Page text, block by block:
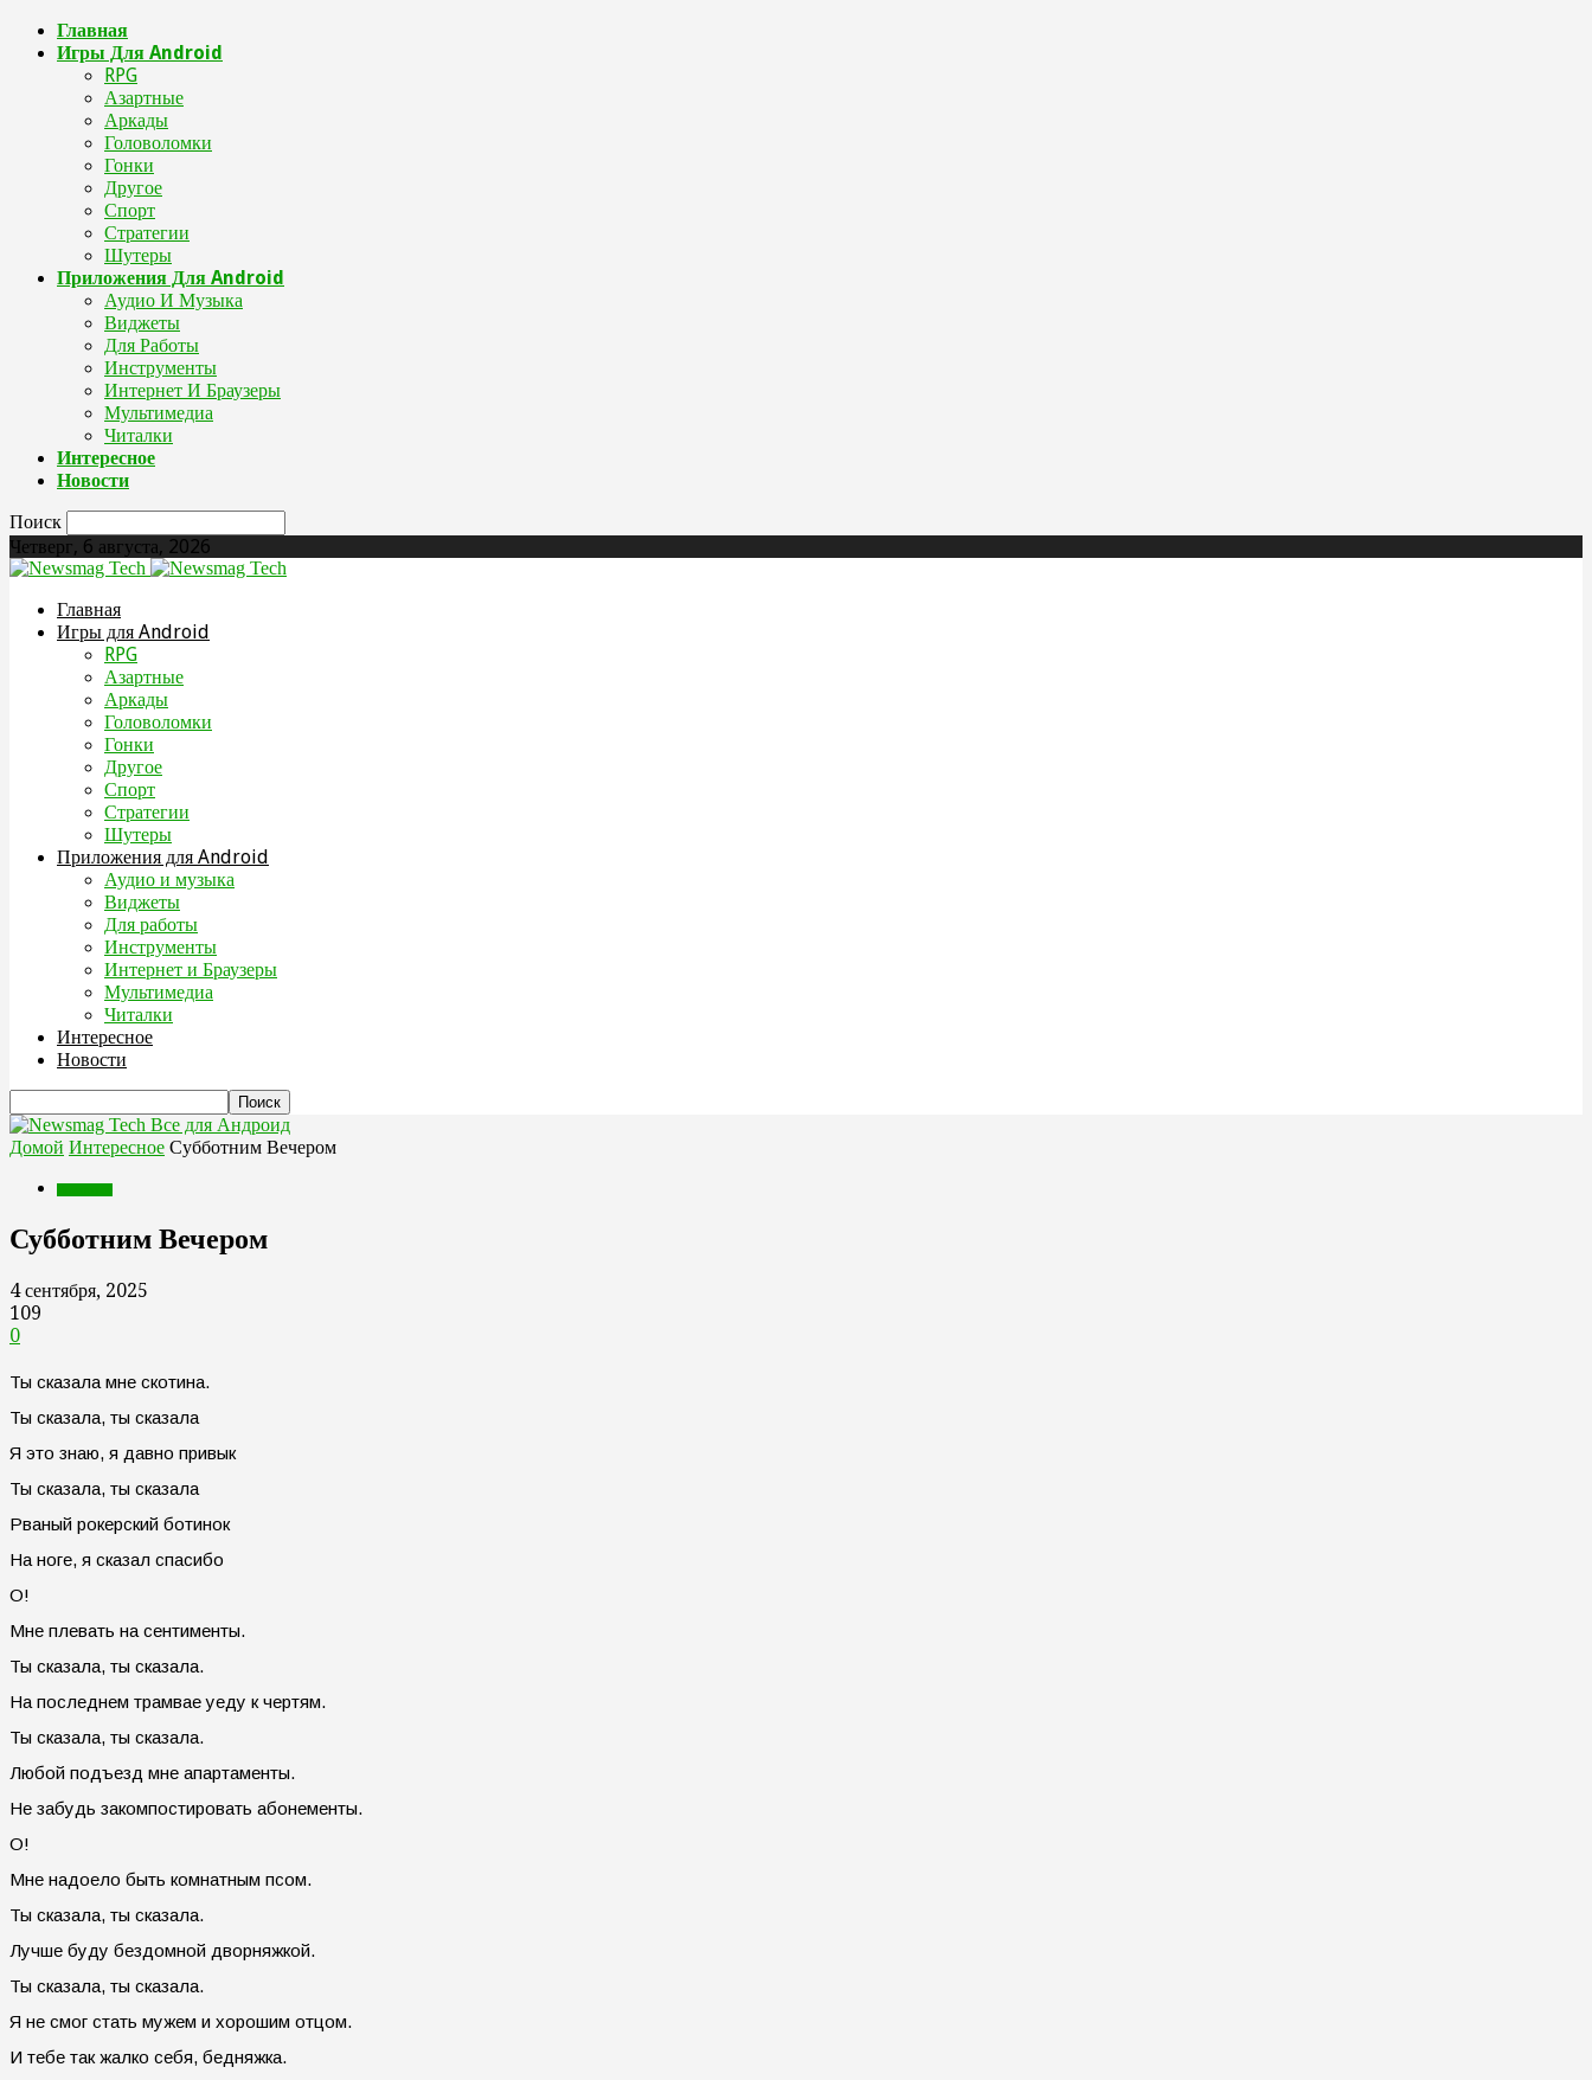
Главная
Игры Для Android
RPG
Азартные
Аркады
Головоломки
Гонки
Другое
Спорт
Стратегии
Шутеры
Приложения Для Android
Аудио И Музыка
Виджеты
Для Работы
Инструменты
Интернет И Браузеры
Мультимедиа
Читалки
Интересное
Новости
Поиск
Четверг, 6 августа, 2026
Главная
Игры для Android
RPG
Азартные
Аркады
Головоломки
Гонки
Другое
Спорт
Стратегии
Шутеры
Приложения для Android
Аудио и музыка
Виджеты
Для работы
Инструменты
Интернет и Браузеры
Мультимедиа
Читалки
Интересное
Новости
Все для Андроид
Домой Интересное Субботним Вечером
Субботним Вечером
4 сентября, 2025
109
0
Ты сказала мне скотина.
Ты сказала, ты сказала
Я это знаю, я давно привык
Ты сказала, ты сказала
Рваный рокерский ботинок
На ноге, я сказал спасибо
О!
Мне плевать на сентименты.
Ты сказала, ты сказала.
На последнем трамвае уеду к чертям.
Ты сказала, ты сказала.
Любой подъезд мне апартаменты.
Не забудь закомпостировать абонементы.
О!
Мне надоело быть комнатным псом.
Ты сказала, ты сказала.
Лучше буду бездомной дворняжкой.
Ты сказала, ты сказала.
Я не смог стать мужем и хорошим отцом.
И тебе так жалко себя, бедняжка.